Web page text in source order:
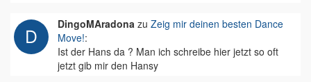
DingoMAradona zu Zeig mir deinen besten Dance
Move!:
Ist der Hans da ? Man ich schreibe hier jetzt so oft
jetzt gib mir den Hansy